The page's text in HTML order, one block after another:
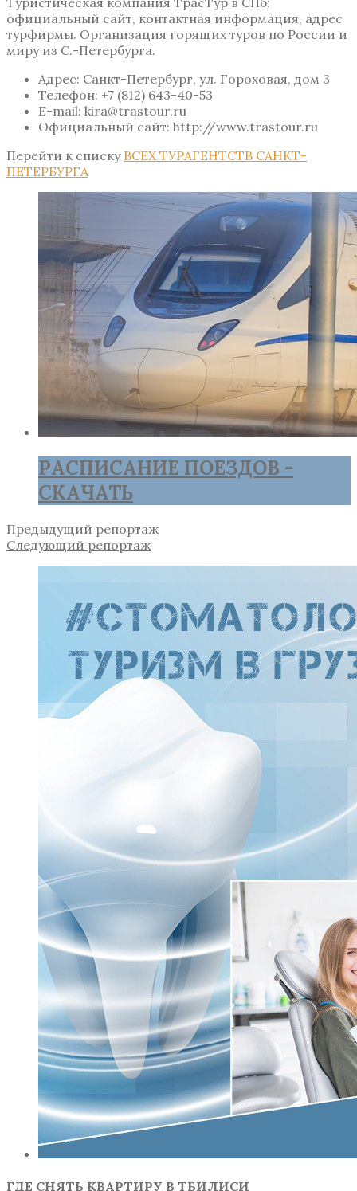
официальный сайт, контактная информация, адрес
турфирмы. Организация горящих туров по России и
миру из С.-Петербурга.
Адрес: Санкт-Петербург, ул. Гороховая, дом 3
Телефон: +7 (812) 643-40-53
E-mail: kira@trastour.ru
Официальный сайт: http://www.trastour.ru
Перейти к списку ВСЕХ ТУРАГЕНТСТВ САНКТ-
ПЕТЕРБУРГА
РАСПИСАНИЕ ПОЕЗДОВ -
СКАЧАТЬ
Предыдущий репортаж
Следующий репортаж
ГДЕ СНЯТЬ КВАРТИРУ В ТБИЛИСИ